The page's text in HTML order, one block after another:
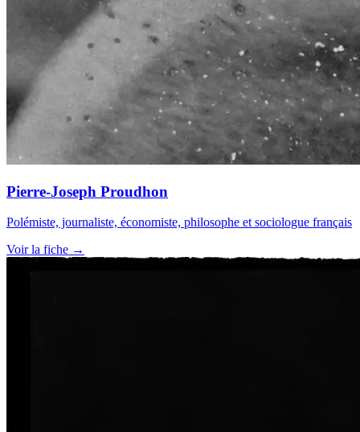
Pierre-Joseph Proudhon
Polémiste, journaliste, économiste, philosophe et sociologue français
Voir la fiche →